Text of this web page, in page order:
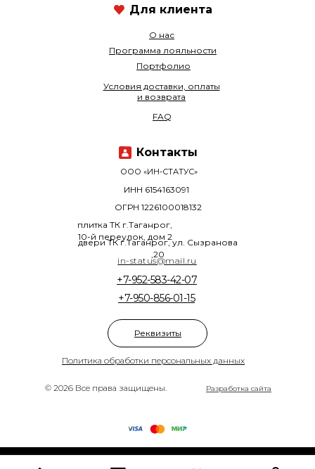
© 2026 Все права защищены.
Политика обработки персональных данных
+7-950-856-01-15
+7-952-583-42-07
О нас
Программа лояльности
Портфолио
ООО «ИН-СТАТУС»
плитка ТК г.Таганрог,
10-й переулок, дом 2
двери ТК г.Таганрог, ул. Сызранова
,20
ОГРН 1226100018132
ИНН 6154163091
Разработка сайта
Условия доставки, оплаты
и возврата
FAQ
in-status@mail.ru
Контакты
Для клиента
Реквизиты